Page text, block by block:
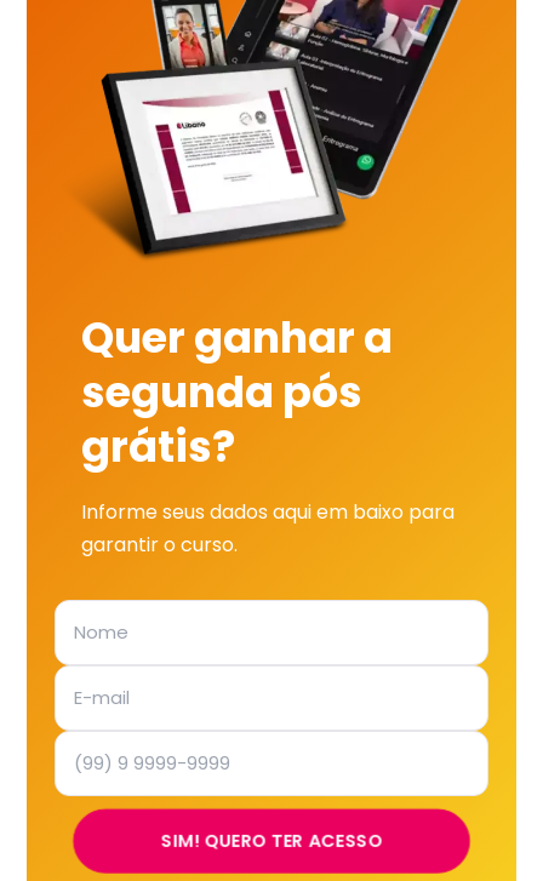
Quer ganhar a
segunda pós
grátis?
Informe seus dados aqui em baixo para
garantir o curso.
SIM! QUERO TER ACESSO